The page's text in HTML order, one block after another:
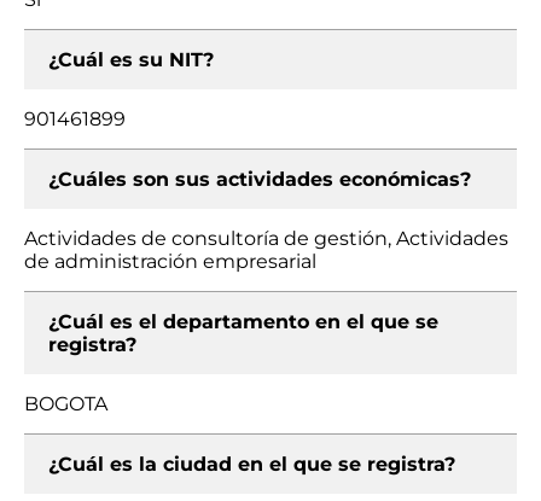
¿Cuál es su NIT?
901461899
¿Cuáles son sus actividades económicas?
Actividades de consultoría de gestión, Actividades
de administración empresarial
¿Cuál es el departamento en el que se
registra?
BOGOTA
¿Cuál es la ciudad en el que se registra?